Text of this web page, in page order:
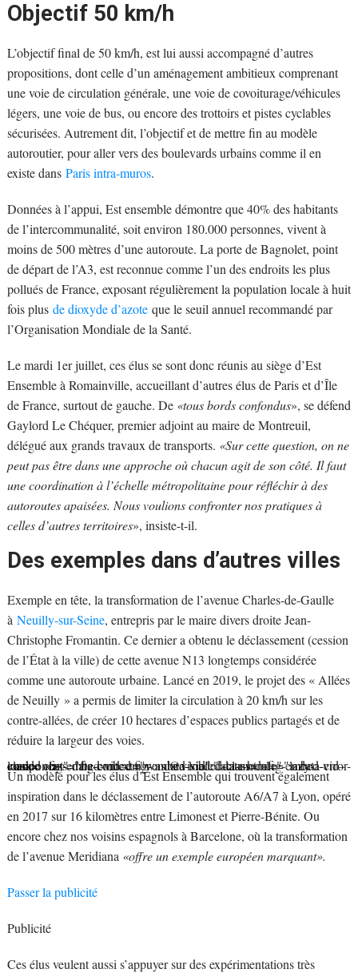
Objectif 50 km/h
L’objectif final de 50 km/h, est lui aussi accompagné d’autres
propositions, dont celle d’un aménagement ambitieux comprenant
une voie de circulation générale, une voie de covoiturage/véhicules
légers, une voie de bus, ou encore des trottoirs et pistes cyclables
sécurisées. Autrement dit, l’objectif et de mettre fin au modèle
autoroutier, pour aller vers des boulevards urbains comme il en
existe dans Paris intra-muros.
Données à l’appui, Est ensemble démontre que 40% des habitants
de l’intercommunalité, soit environ 180.000 personnes, vivent à
moins de 500 mètres d’une autoroute. La porte de Bagnolet, point
de départ de l’A3, est reconnue comme l’un des endroits les plus
pollués de France, exposant régulièrement la population locale à huit
fois plus de dioxyde d’azoteque le seuil annuel recommandé par
l’Organisation Mondiale de la Santé.
Le mardi 1er juillet, ces élus se sont donc réunis au siège d’Est
Ensemble à Romainville, accueillant d’autres élus de Paris et d’Île
de France, surtout de gauche. De «tous bords confondus», se défend
Gaylord Le Chéquer, premier adjoint au maire de Montreuil,
délégué aux grands travaux de transports. «Sur cette question, on ne
peut pas être dans une approche où chacun agit de son côté. Il faut
une coordination à l’échelle métropolitaine pour réfléchir à des
autoroutes apaisées. Nous voulions confronter nos pratiques à
celles d’autres territoires», insiste-t-il.
Des exemples dans d’autres villes
Exemple en tête, la transformation de l’avenue Charles-de-Gaulle
à Neuilly-sur-Seine, entrepris par le maire divers droite Jean-
Christophe Fromantin. Ce dernier a obtenu le déclassement (cession
de l’État à la ville) de cette avenue N13 longtemps considérée
comme une autoroute urbaine. Lancé en 2019, le projet des « Allées
de Neuilly » a permis de limiter la circulation à 20 km/h sur les
contre-allées, de créer 10 hectares d’espaces publics partagés et de
réduire la largeur des voies.
<aside class="fig-embed fig-embed-vid" data-module="lazy-component" data-context="was @visible" data-html=" » data-error-class= »fig-embed-vid–error » data-loaded-class= »fig-embed-vid–loaded »>
Un modèle pour les élus d’Est Ensemble qui trouvent également
inspiration dans le déclassement de l’autoroute A6/A7 à Lyon, opéré
en 2017 sur 16 kilomètres entre Limonest et Pierre-Bénite. Ou
encore chez nos voisins espagnols à Barcelone, où la transformation
de l’avenue Meridiana «offre un exemple européen marquant».
Passer la publicité
Publicité
Ces élus veulent aussi s’appuyer sur des expérimentations très